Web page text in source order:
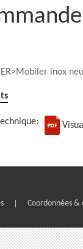
Mobiler inox
Coordonnées &